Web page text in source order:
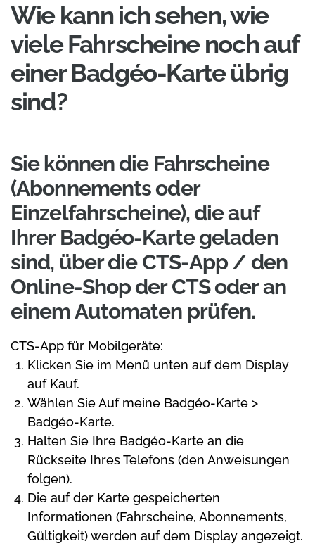
Wie kann ich sehen, wie
viele Fahrscheine noch auf
einer Badgéo-Karte übrig
sind?
Sie können die Fahrscheine
(Abonnements oder
Einzelfahrscheine), die auf
Ihrer Badgéo-Karte geladen
sind, über die CTS-App / den
Online-Shop der CTS oder an
einem Automaten prüfen.
CTS-App für Mobilgeräte:
Klicken Sie im Menü unten auf dem Display
auf Kauf.
Wählen Sie Auf meine Badgéo-Karte >
Badgéo-Karte.
Halten Sie Ihre Badgéo-Karte an die
Rückseite Ihres Telefons (den Anweisungen
folgen).
Die auf der Karte gespeicherten
Informationen (Fahrscheine, Abonnements,
Gültigkeit) werden auf dem Display angezeigt.